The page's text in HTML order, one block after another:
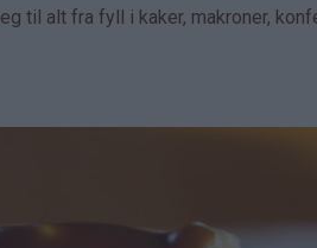
til alt fra fyll i kaker, makroner,